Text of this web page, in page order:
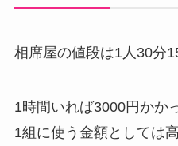
相席屋の値段は1人30分
1時間いれば3000円かか
1組に使う金額としては